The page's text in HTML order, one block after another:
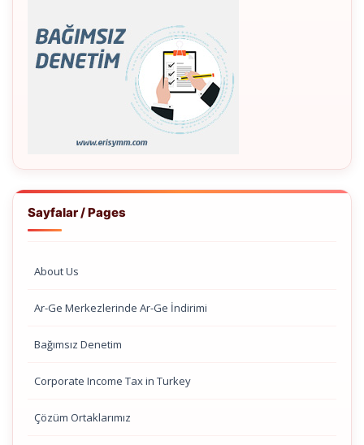
Sayfalar / Pages
About Us
Ar-Ge Merkezlerinde Ar-Ge İndirimi
Bağımsız Denetim
Corporate Income Tax in Turkey
Çözüm Ortaklarımız